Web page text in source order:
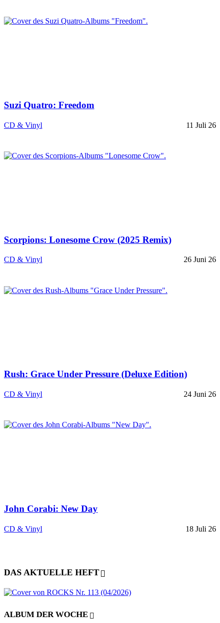
Suzi Quatro: Freedom
CD & Vinyl 11 Juli 26
Scorpions: Lonesome Crow (2025 Remix)
CD & Vinyl 26 Juni 26
Rush: Grace Under Pressure (Deluxe Edition)
CD & Vinyl 24 Juni 26
John Corabi: New Day
CD & Vinyl 18 Juli 26
DAS AKTUELLE HEFT
ALBUM DER WOCHE